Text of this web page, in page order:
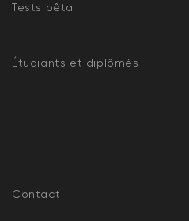
Tests bêta
Étudiants et diplômés
Contact